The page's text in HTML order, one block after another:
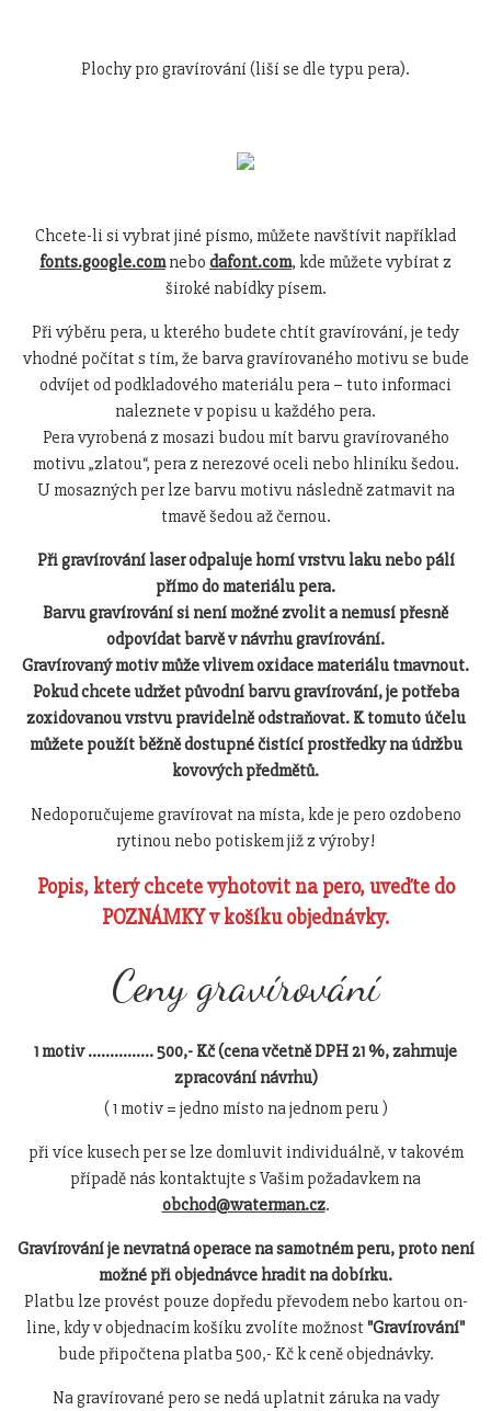
Plochy pro gravírování (liší se dle typu pera).
Chcete-li si vybrat jiné písmo, můžete navštívit například
fonts.google.comnebo dafont.com, kde můžete vybírat z
široké nabídky písem.
Při výběru pera, u kterého budete chtít gravírování, je tedy
vhodné počítat s tím, že barva gravírovaného motivu se bude
odvíjet od podkladového materiálu pera – tuto informaci
naleznete v popisu u každého pera.
Pera vyrobená z mosazi budou mít barvu gravírovaného
motivu „zlatou“, pera z nerezové oceli nebo hliníku šedou.
U mosazných per lze barvu motivu následně zatmavit na
tmavě šedou až černou.
Při gravírování laser odpaluje horní vrstvu laku nebo pálí
přímo do materiálu pera.
Barvu gravírování si není možné zvolit a nemusí přesně
odpovídat barvě v návrhu gravírování.
Gravírovaný motiv může vlivem oxidace materiálu tmavnout.
Pokud chcete udržet původní barvu gravírování, je potřeba
zoxidovanou vrstvu pravidelně odstraňovat. K tomuto účelu
můžete použít běžně dostupné čistící prostředky na údržbu
kovových předmětů.
Nedoporučujeme gravírovat na místa, kde je pero ozdobeno
rytinou nebo potiskem již z výroby!
Popis, který chcete vyhotovit na pero, uveďte do
POZNÁMKY v košíku objednávky.
Ceny gravírování
1 motiv ............... 500,- Kč (cena včetně DPH 21 %, zahrnuje
zpracování návrhu)
( 1 motiv = jedno místo na jednom peru )
při více kusech per se lze domluvit individuálně, v takovém
případě nás kontaktujte s Vašim požadavkem na
obchod@waterman.cz.
Gravírování je nevratná operace na samotném peru, proto není
možné při objednávce hradit na dobírku.
Platbu lze provést pouze dopředu převodem nebo kartou on-
line, kdy v objednacím košíku zvolíte možnost "Gravírování"
bude připočtena platba 500,- Kč k ceně objednávky.
Na gravírované pero se nedá uplatnit záruka na vady